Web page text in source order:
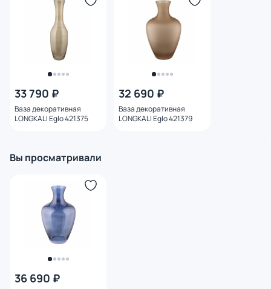
33 790 ₽
Ваза декоративная
LONGKALI Eglo 421375
32 690 ₽
Ваза декоративная
LONGKALI Eglo 421379
Вы просматривали
36 690 ₽